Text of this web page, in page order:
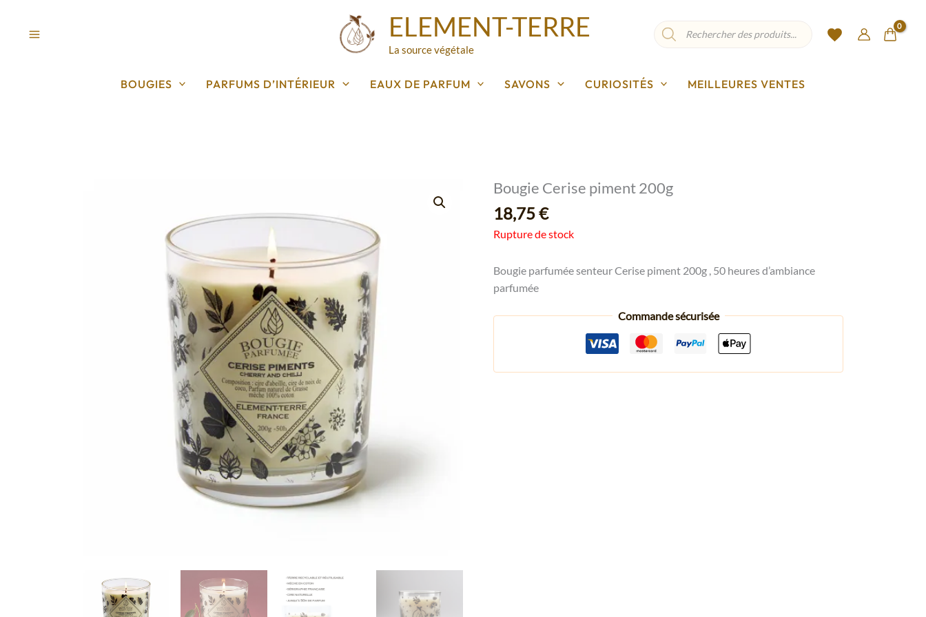
contenu
ELEMENT-TERRE
La source végétale
Recherche
de
BOUGIES PARFUMS D’INTÉRIEUR EAUX DE PARFUM SAVONS CURIOSITÉS MEILLEURES VENTES
Bougie Cerise piment 200g
18,75€
Rupture de stock
Bougie parfumée senteur Cerise piment 200g , 50 heures d’ambiance
parfumée
Commande sécurisée